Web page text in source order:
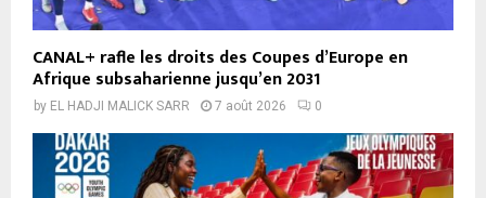
CANAL+ rafle les droits des Coupes d’Europe en
Afrique subsaharienne jusqu’en 2031
by EL HADJI MALICK SARR 7 août 2026 0